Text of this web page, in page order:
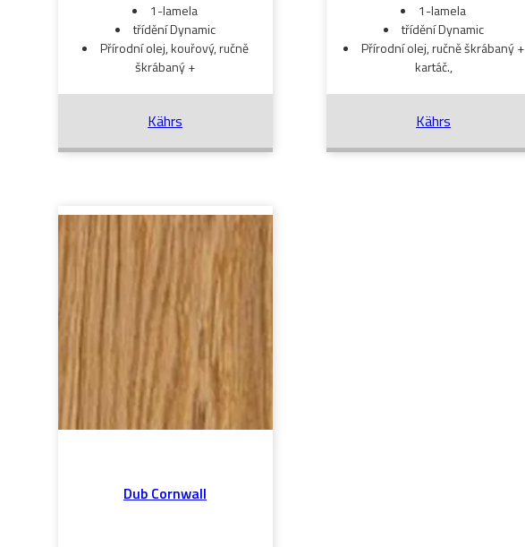
1-lamela
třídění Dynamic
Přírodní olej, kouřový, ručně
škrábaný +
Kährs
1-lamela
třídění Dynamic
Přírodní olej, ručně škrábaný +
kartáč.,
Kährs
Dub Cornwall